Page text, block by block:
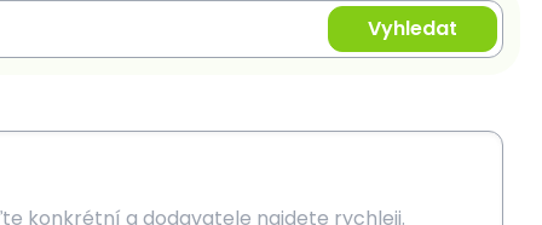
Vyhledat